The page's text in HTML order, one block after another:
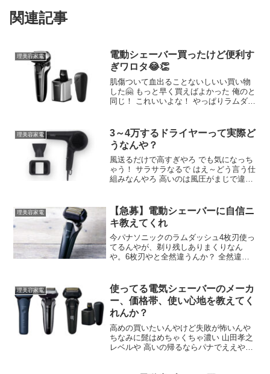
関連記事
理美容家電
電動シェーバー買ったけど便利す
ぎワロタ😂👏
肌傷ついて血出ることないしいい買い物
した🤗 もっと早く買えばよかった 俺のと
同じ！ これいいよな！ やっぱりラムダッ
たり自動洗浄機能ついてたりとか色々凄
いらしい
理美容家電
3～4万するドライヤーって実際ど
うなんや？
風送るだけで高すぎやろ でも気になっち
ゃう！ サラサラなるで はえ～どう言う仕
組みなんやろ 高いのは風圧がまじで違う
ロニア程度で満足してるけど女の人や長
髪ならナノイー良さそうだな
理美容家電
【急募】電動シェーバーに自信ニ
キ教えてくれ
今パナソニックのラムダッシュ4枚刃使っ
てるんやが、剃り残しありまくりなん
や。6枚刃やと全然違うんか？ 全然違う
ウンしか勝たん フィリップスやで ブラウ
ンは深剃りができるのよ
理美容家電
使ってる電気シェーバーのメーカ
ー、価格帯、使い心地を教えてく
れんか？
高めの買いたいんやけど失敗が怖いんや
ちなみに髭はめちゃくちゃ濃い 山田孝之
レベルや 高いの帰るならパナでええやん